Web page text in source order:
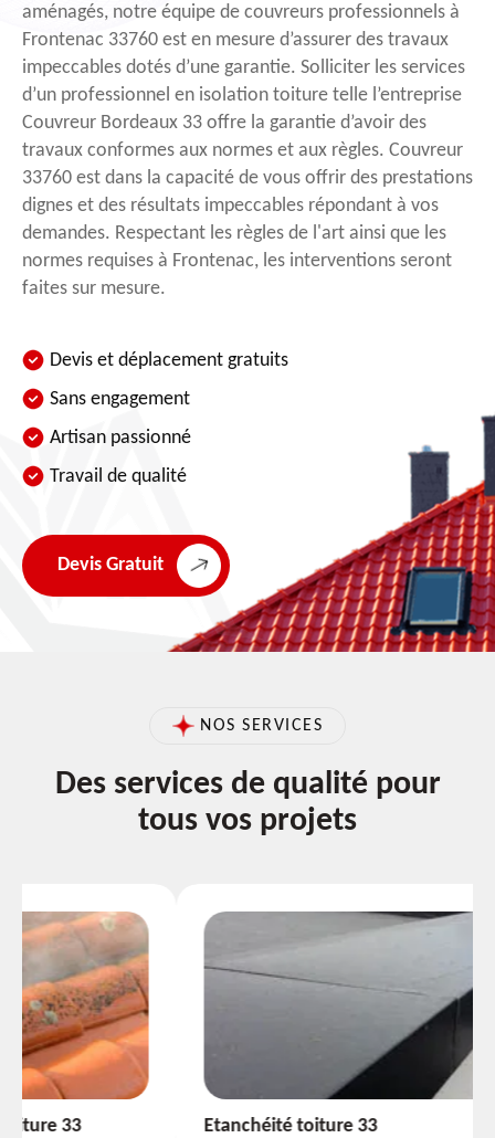
aménagés, notre équipe de couvreurs professionnels à
Frontenac 33760 est en mesure d’assurer des travaux
impeccables dotés d’une garantie. Solliciter les services
d’un professionnel en isolation toiture telle l’entreprise
Couvreur Bordeaux 33 offre la garantie d’avoir des
travaux conformes aux normes et aux règles. Couvreur
33760 est dans la capacité de vous offrir des prestations
dignes et des résultats impeccables répondant à vos
demandes. Respectant les règles de l'art ainsi que les
normes requises à Frontenac, les interventions seront
faites sur mesure.
Devis et déplacement gratuits
Sans engagement
Artisan passionné
Travail de qualité
Devis Gratuit
NOS SERVICES
Des services de qualité pour
tous vos projets
Etanchéité toiture 33